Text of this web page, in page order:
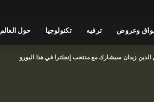
وعروض ترفيه تكنولوجيا حول العالم
الدين زيدان سيشارك مع منتخب إنجلترا في هذا اليورو